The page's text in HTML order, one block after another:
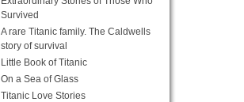
Survived
A rare Titanic family. The Caldwells
story of survival
Little Book of Titanic
On a Sea of Glass
Titanic Love Stories